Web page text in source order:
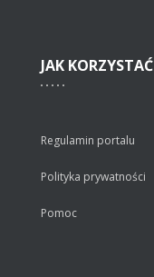
JAK KORZYSTAĆ
Regulamin portalu
Polityka prywatności
Pomoc